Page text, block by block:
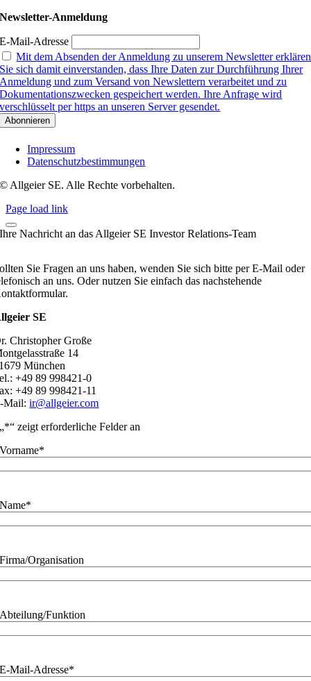
Newsletter-Anmeldung
E-Mail-Adresse
Mit dem Absenden der Anmeldung zu unserem Newsletter erklären
Sie sich damit einverstanden, dass Ihre Daten zur Durchführung Ihrer
Anmeldung und zum Versand von Newslettern verarbeitet und zu
Dokumentationszwecken gespeichert werden. Ihre Anfrage wird
verschlüsselt per https an unseren Server gesendet.
Impressum
Datenschutzbestimmungen
© Allgeier SE. Alle Rechte vorbehalten.
Page load link
Ihre Nachricht an das Allgeier SE Investor Relations-Team
Sie Fragen an uns haben, wenden Sie sich bitte per E-Mail oder
an uns. Oder nutzen Sie einfach das nachstehende
SE
Christopher Große
14
München
+49 89 998421-0
+49 89 998421-11
Mail:ir@allgeier.com
„*“ zeigt erforderliche Felder an
Vorname*
Name*
Firma/Organisation
Abteilung/Funktion
E-Mail-Adresse*